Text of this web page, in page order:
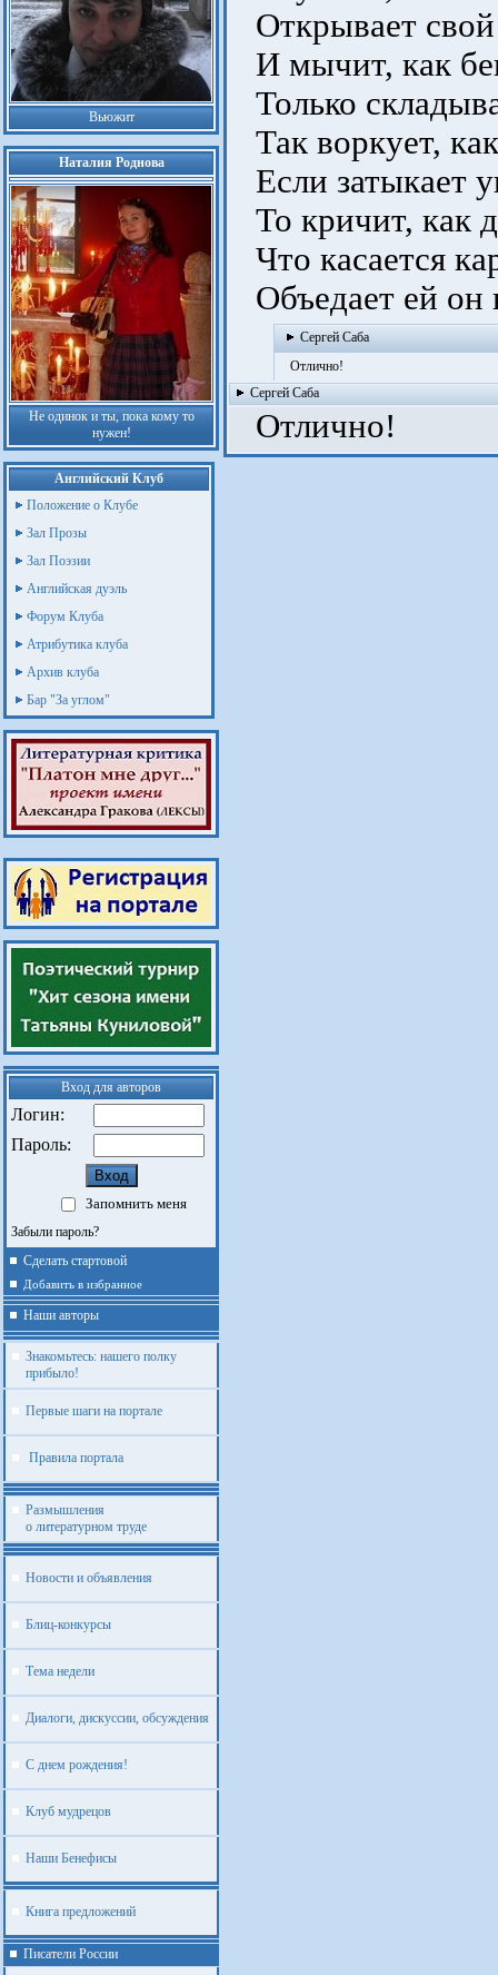
Вьюжит
Наталия Роднова
Не одинок и ты, пока кому то
нужен!
Английский Клуб
Положение о Клубе
Зал Прозы
Зал Поэзии
Английская дуэль
Форум Клуба
Атрибутика клуба
Архив клуба
Бар "За углом"
Вход для авторов
Логин:
Пароль:
Запомнить меня
Забыли пароль?
Сделать стартовой
Добавить в избранное
Наши авторы
Знакомьтесь: нашего полку
прибыло!
Первые шаги на портале
Правила портала
Размышления
о литературном труде
Новости и объявления
Блиц-конкурсы
Тема недели
Диалоги, дискуссии, обсуждения
С днем рождения!
Клуб мудрецов
Наши Бенефисы
Книга предложений
Писатели России
Открывает
И мычит, как
Только
Так воркует,
Если затыкает
То кричит, как
Что касается
Объедает ей он
Сергей Саба
Отлично!
Сергей Саба
Отлично!